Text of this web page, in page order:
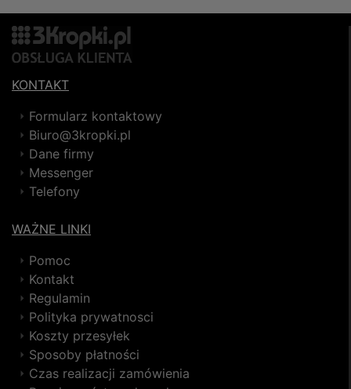
KONTAKT
Formularz kontaktowy
Biuro@3kropki.pl
Dane firmy
Messenger
Telefony
WAŻNE LINKI
Pomoc
Kontakt
Regulamin
Polityka prywatnosci
Koszty przesyłek
Sposoby płatności
Czas realizacji zamówienia